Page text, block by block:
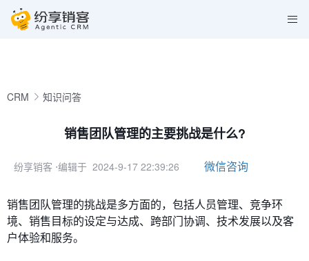
CRM 知识问答
销售团队管理的主要挑战是什么?
纷享销客 ⋅编辑于 2024-9-17 22:39:26 微信咨询
销售团队管理的挑战是多方面的，包括人员管理、竞争环
境、销售目标的设定与达成、跨部门协调、技术发展以及客
户体验和服务。